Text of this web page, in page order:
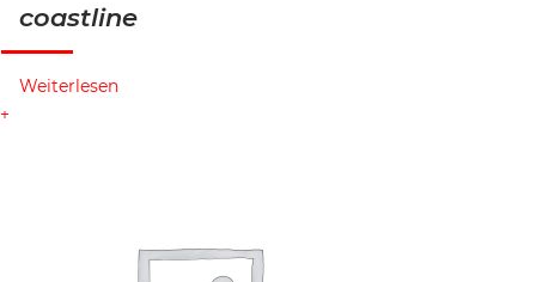
coastline
Weiterlesen